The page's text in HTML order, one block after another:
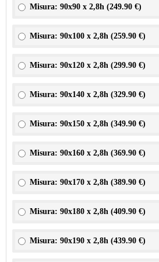
Misura: 90x90 x 2,8h (249.90 €)
Misura: 90x100 x 2,8h (259.90 €)
Misura: 90x120 x 2,8h (299.90 €)
Misura: 90x140 x 2,8h (329.90 €)
Misura: 90x150 x 2,8h (349.90 €)
Misura: 90x160 x 2,8h (369.90 €)
Misura: 90x170 x 2,8h (389.90 €)
Misura: 90x180 x 2,8h (409.90 €)
Misura: 90x190 x 2,8h (439.90 €)